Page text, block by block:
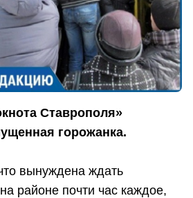
Ставрополя»
горожанка.
вынуждена ждать
районе почти час каждое,